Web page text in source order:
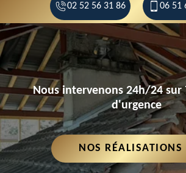
02 52 56 31 86 06 51
Nous intervenons 24h/24 sur
d'urgence
NOS RÉALISATIONS